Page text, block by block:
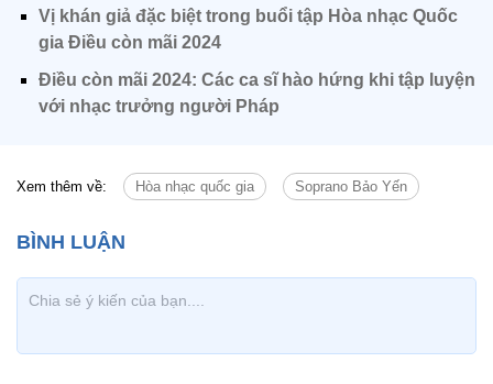
Vị khán giả đặc biệt trong buổi tập Hòa nhạc Quốc
gia Điều còn mãi 2024
Điều còn mãi 2024: Các ca sĩ hào hứng khi tập luyện
với nhạc trưởng người Pháp
Xem thêm về: Hòa nhạc quốc gia Soprano Bảo Yến